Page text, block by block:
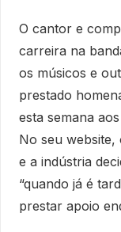
O cantor e
carreira na
os músicos e
prestado
esta semana
No seu website,
e a indústria
“quando já é
prestar apoio